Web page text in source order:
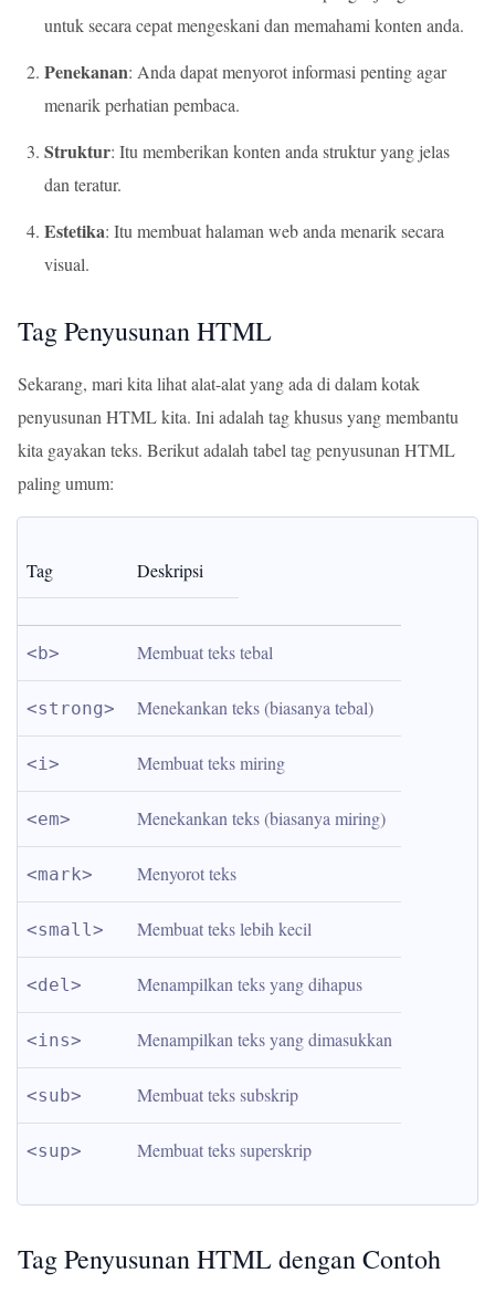
untuk secara cepat mengeskani dan memahami konten anda.
Penekanan: Anda dapat menyorot informasi penting agar
menarik perhatian pembaca.
Struktur: Itu memberikan konten anda struktur yang jelas
dan teratur.
Estetika: Itu membuat halaman web anda menarik secara
visual.
Tag Penyusunan HTML
Sekarang, mari kita lihat alat-alat yang ada di dalam kotak
penyusunan HTML kita. Ini adalah tag khusus yang membantu
kita gayakan teks. Berikut adalah tabel tag penyusunan HTML
paling umum:
Tag Deskripsi
<b> Membuat teks tebal
<strong> Menekankan teks (biasanya tebal)
<i> Membuat teks miring
<em> Menekankan teks (biasanya miring)
<mark> Menyorot teks
<small> Membuat teks lebih kecil
<del> Menampilkan teks yang dihapus
<ins> Menampilkan teks yang dimasukkan
<sub> Membuat teks subskrip
<sup> Membuat teks superskrip
Tag Penyusunan HTML dengan Contoh